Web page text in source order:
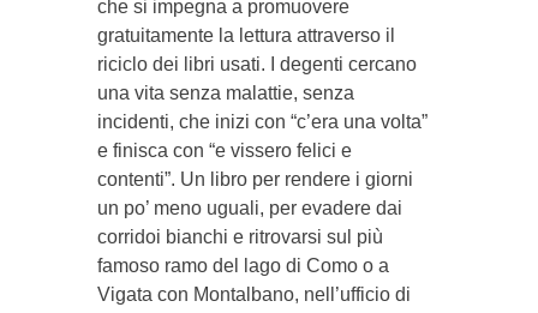
che si impegna a promuovere
gratuitamente la lettura attraverso il
riciclo dei libri usati. I degenti cercano
una vita senza malattie, senza
incidenti, che inizi con “c’era una volta”
e finisca con “e vissero felici e
contenti”. Un libro per rendere i giorni
un po’ meno uguali, per evadere dai
corridoi bianchi e ritrovarsi sul più
famoso ramo del lago di Como o a
Vigata con Montalbano, nell’ufficio di